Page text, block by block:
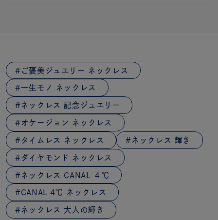
ご褒美ジュエリー ネックレス
一生モノ ネックレス
ネックレス 記念ジュエリー
オケージョン ネックレス
タイムレス ネックレス ネックレス 輝き
ダイヤモンド ネックレス
ネックレス CANAL ４℃
CANAL 4℃ ネックレス
ネックレス 大人の輝き